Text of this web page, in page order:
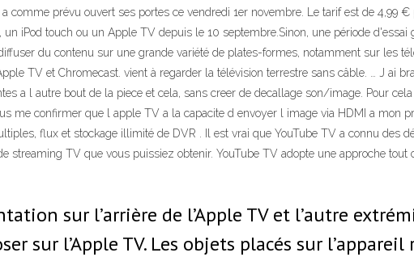
comme prévu ouvert ses portes ce vendredi 1er novembre. Le tarif est de 4,99
iPod touch ou un Apple TV depuis le 10 septembre.Sinon, une période d'essai
du contenu sur une grande variété de plates-formes, notamment sur les
TV et Chromecast. vient à regarder la télévision terrestre sans câble. … J ai
a l autre bout de la piece et cela, sans creer de decallage son/image. Pour
me confirmer que l apple TV a la capacite d envoyer l image via HDMI a mon
flux et stockage illimité de DVR . Il est vrai que YouTube TV a connu des
streaming TV que vous puissiez obtenir. YouTube TV adopte une approche tout
sur l’arrière de l’Apple TV et l’autre
sur l’Apple TV. Les objets placés sur